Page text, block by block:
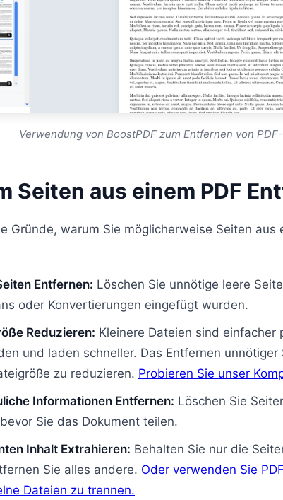
Verwendung von BoostPDF zum Entfernen von
Seiten aus einem PDF
Gründe, warum Sie möglicherweise Seiten aus
Entfernen: Löschen Sie unnötige leere
oder Konvertierungen eingefügt wurden.
Reduzieren: Kleinere Dateien sind einfacher
und laden schneller. Das Entfernen
zu reduzieren. Probieren Sie unser
Informationen Entfernen: Löschen Sie
Sie das Dokument teilen.
Inhalt Extrahieren: Behalten Sie nur die
Sie alles andere. Oder verwenden Sie
Dateien zu trennen.